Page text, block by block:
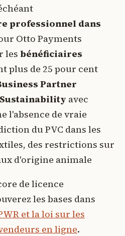
professionnel dans
Otto Payments
les bénéficiaires
plus de 25 pour cent
Partner
avec
l'absence de vraie
du PVC dans les
des restrictions sur
d'origine animale
de licence
les bases dans
et la loi sur les
en ligne.